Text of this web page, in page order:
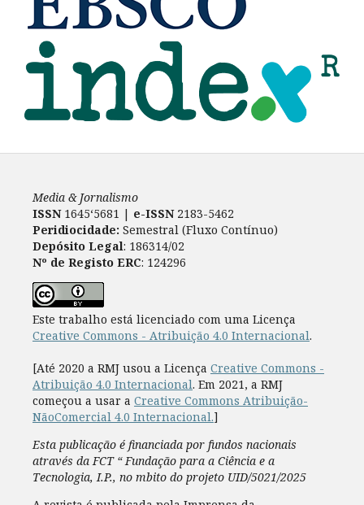
Media & Jornalismo
ISSN 1645‘5681 | e-ISSN2183-5462
Peridiocidade: Semestral (Fluxo Contínuo)
Depósito Legal: 186314/02
Nº de Registo ERC: 124296
Este trabalho está licenciado com uma Licença
Creative Commons - Atribuição 4.0 Internacional.
[Até 2020 a RMJ usou a Licença Creative Commons -
Atribuição 4.0 Internacional. Em 2021, a RMJ
começou a usar a Creative Commons Atribuição-
NãoComercial 4.0 Internacional.]
Esta publicação é financiada por fundos nacionais
através da FCT “ Fundação para a Ciência e a
Tecnologia, I.P., no mbito do projeto UID/5021/2025